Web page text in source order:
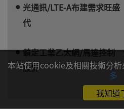
光通訊/LTE-A布建需求旺
代
鎖定工業乙太網/馬達控制
設計
本站使用cookie及相關技術分析
多
我知道